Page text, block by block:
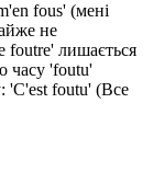
fous' (мені
не
foutre' лишається
часу 'foutu'
'C'est foutu' (Все